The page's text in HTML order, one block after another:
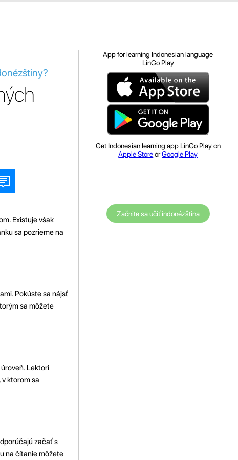
Existuje však
sa pozrieme na
Pokúste sa nájsť
sa môžete
Lektori
ktorom sa
začať s
na čítanie môžete
App for learning Indonesian language
LinGo Play
Get Indonesian learning app LinGo Play on
Apple StoreorGoogle Play
Začnite sa učiť indonézština